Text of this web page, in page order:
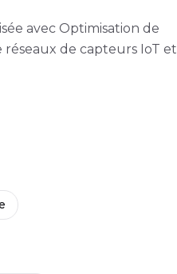
avec Optimisation de
réseaux de capteurs IoT et